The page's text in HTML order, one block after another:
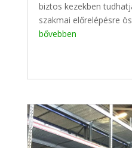
biztos kezekben
szakmai előrelépésre
bővebben